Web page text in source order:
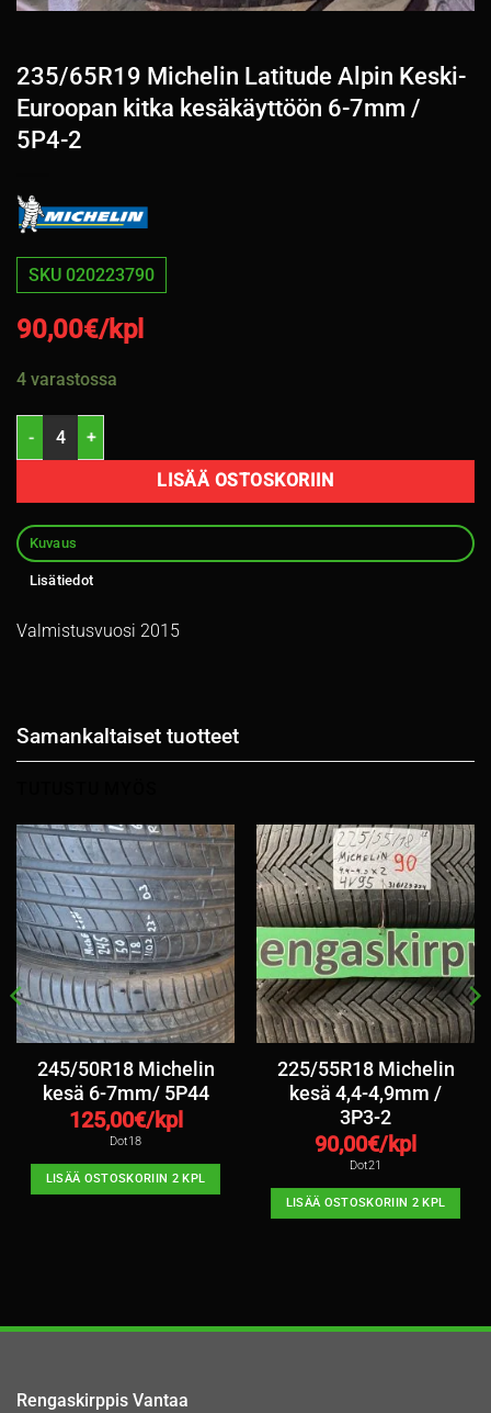
235/65R19 Michelin Latitude Alpin Keski-
Euroopan kitka kesäkäyttöön 6-7mm /
5P4-2
SKU 020223790
90,00€/kpl
4 varastossa
235/65R19 Michelin Latitude Alpin Keski-Euroopan kitka
LISÄÄ OSTOSKORIIN
Kuvaus
Lisätiedot
Valmistusvuosi 2015
Samankaltaiset tuotteet
245/50R18 Michelin
kesä 6-7mm/ 5P44
125,00€/kpl
Dot18
LISÄÄ OSTOSKORIIN 2 KPL
225/55R18 Michelin
kesä 4,4-4,9mm /
3P3-2
90,00€/kpl
Dot21
LISÄÄ OSTOSKORIIN 2 KPL
Rengaskirppis Vantaa